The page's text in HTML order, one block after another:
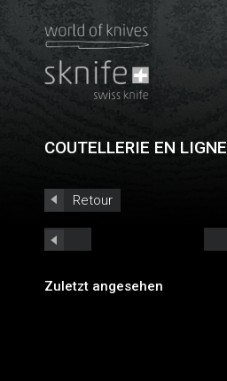
COUTELLERIE EN LIGNE
Retour
Zuletzt angesehen